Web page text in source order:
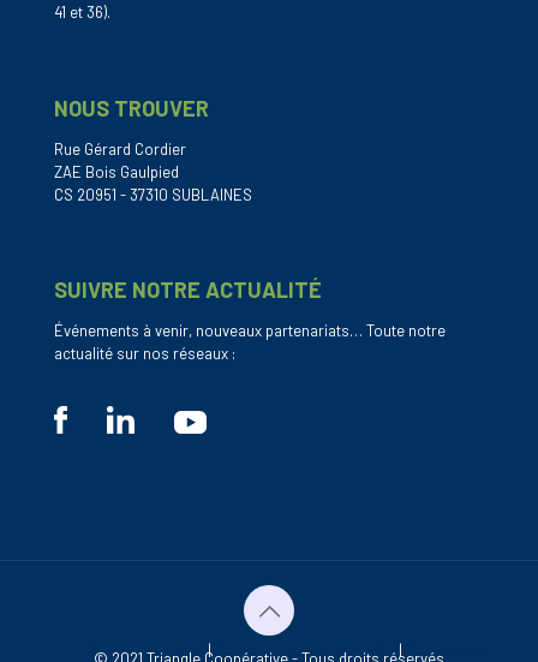
41 et 36).
NOUS TROUVER
Rue Gérard Cordier
ZAE Bois Gaulpied
CS 20951 - 37310 SUBLAINES
SUIVRE NOTRE ACTUALITÉ
Événements à venir, nouveaux partenariats… Toute notre
actualité sur nos réseaux :
© 2021 Triangle Coopérative - Tous droits réservés
Mentions légales | Politique de confidentialité | Plan du site